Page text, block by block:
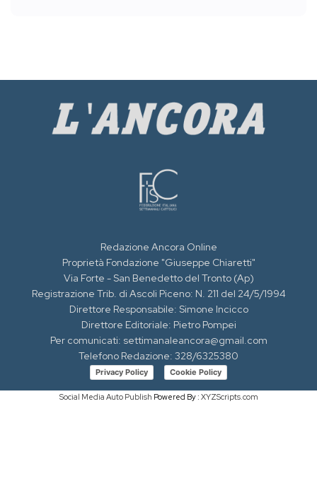
Redazione Ancora Online
Proprietà Fondazione "Giuseppe Chiaretti"
Via Forte - San Benedetto del Tronto (Ap)
Registrazione Trib. di Ascoli Piceno: N. 211 del 24/5/1994
Direttore Responsabile: Simone Incicco
Direttore Editoriale: Pietro Pompei
Per comunicati: settimanaleancora@gmail.com
Telefono Redazione: 328/6325380
Privacy Policy Cookie Policy
Social Media Auto Publish Powered By : XYZScripts.com